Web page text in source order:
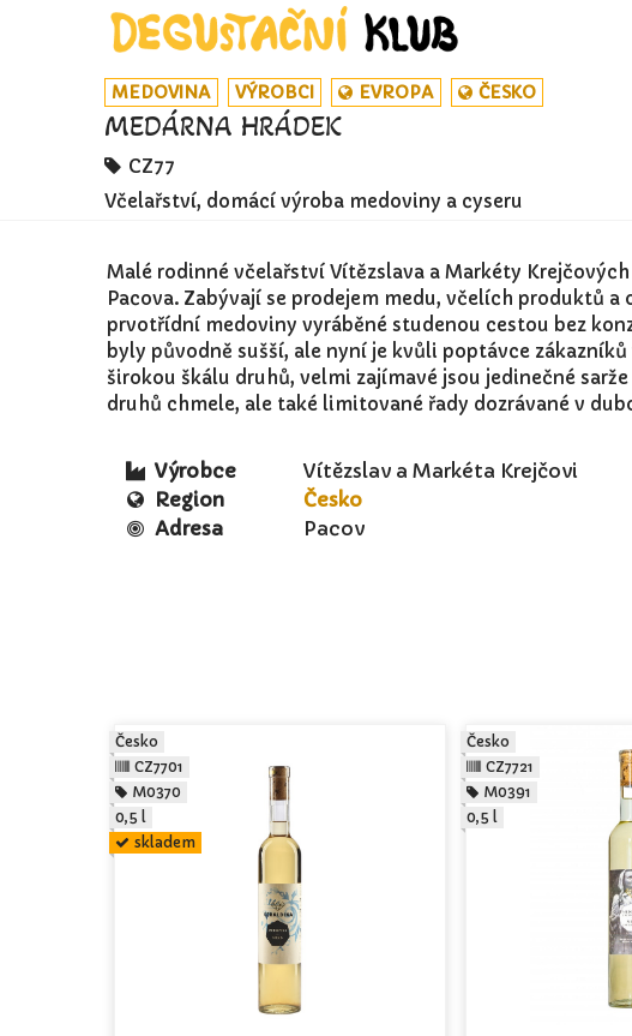
MEDOVINA VÝROBCI EVROPA ČESKO
MEDÁRNA HRÁDEK
CZ77
Včelařství, domácí výroba medoviny a cyseru
Malé rodinné včelařství Vítězslava a Markéty
Pacova. Zabývají se prodejem medu, včelích produktů
prvotřídní medoviny vyráběné studenou cestou bez
byly původně sušší, ale nyní je kvůli poptávce
širokou škálu druhů, velmi zajímavé jsou jedinečné
druhů chmele, ale také limitované řady dozrávané v
Výrobce
Vítězslav a Markéta Krejčovi
Region
Česko
Adresa
Pacov
Česko
CZ7701
M0370
0,5 l
skladem
Česko
CZ7721
M0391
0,5 l